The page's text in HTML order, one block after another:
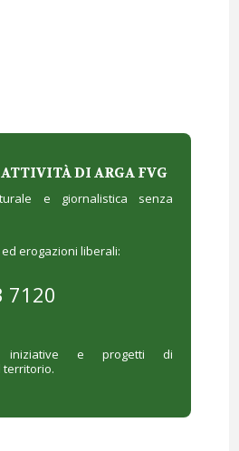
DI ARGA FVG
e giornalistica senza
erogazioni liberali:
7120
iniziative e progetti di